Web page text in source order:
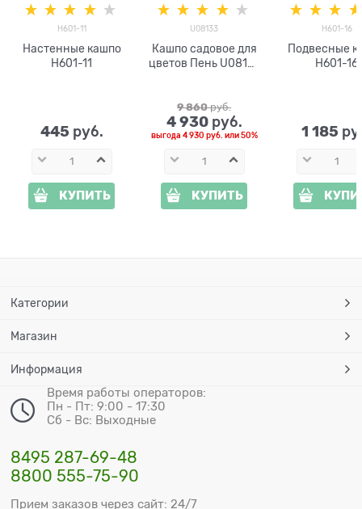
H601-11
Настенные кашпо
H601-11
445 руб.
КУПИТЬ
U08133
Кашпо садовое для
цветов Пень U08133
9 860 руб.
4 930 руб.
выгода 4 930 руб. или50%
КУПИТЬ
H601-16
Подвесные
H601-16
1 185
Категории
Магазин
Информация
Время работы операторов:
Пн - Пт: 9:00 - 17:30
Сб - Вс: Выходные
8495 287-69-48
8800 555-75-90
Прием заказов через сайт: 24/7